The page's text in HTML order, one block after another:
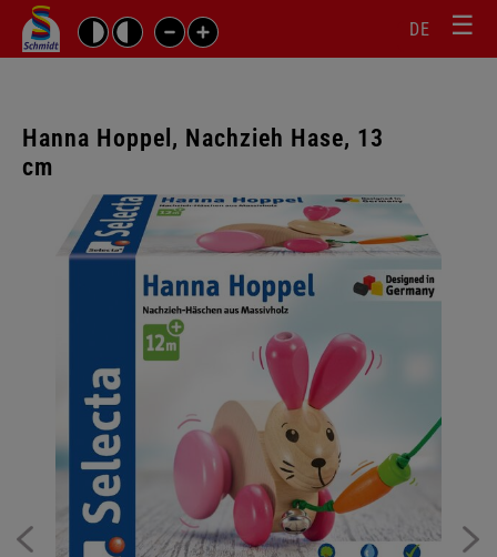
☰
DE
Suchbegriffe
Hanna Hoppel, Nachzieh Hase, 13
cm
überspringen